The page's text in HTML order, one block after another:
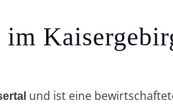
und ist eine